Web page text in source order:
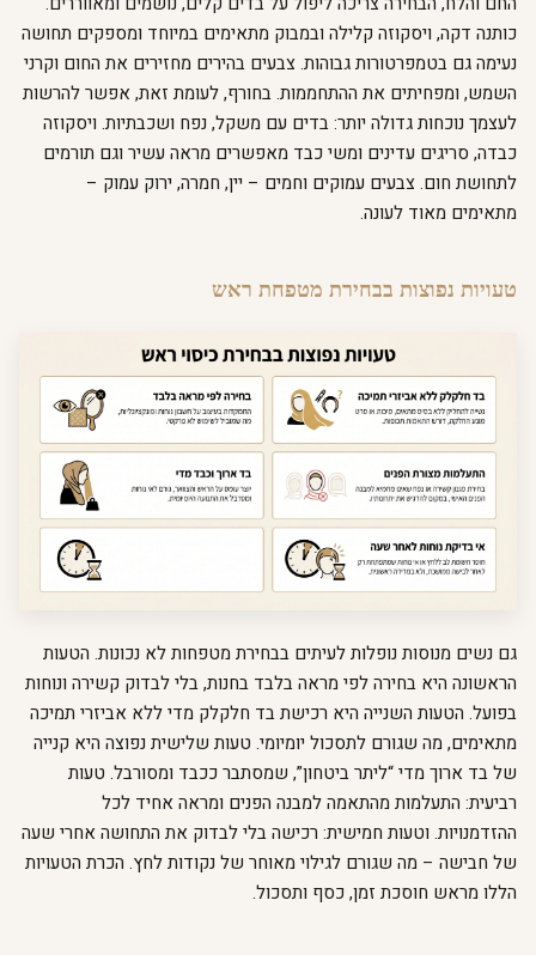
כותנה דקה, ויסקוזה קלילה ובמבוק מתאימים במיוחד ומספקים תחושה
נעימה גם בטמפרטורות גבוהות. צבעים בהירים מחזירים את החום וקרני
השמש, ומפחיתים את ההתחממות. בחורף, לעומת זאת, אפשר להרשות
לעצמך נוכחות גדולה יותר: בדים עם משקל, נפח ושכבתיות. ויסקוזה
כבדה, סריגים עדינים ומשי כבד מאפשרים מראה עשיר וגם תורמים
לתחושת חום. צבעים עמוקים וחמים – יין, חמרה, ירוק עמוק –
מתאימים מאוד לעונה.
טעויות נפוצות בבחירת מטפחת ראש
גם נשים מנוסות נופלות לעיתים בבחירת מטפחות לא נכונות. הטעות
הראשונה היא בחירה לפי מראה בלבד בחנות, בלי לבדוק קשירה ונוחות
בפועל. הטעות השנייה היא רכישת בד חלקלק מדי ללא אביזרי תמיכה
מתאימים, מה שגורם לתסכול יומיומי. טעות שלישית נפוצה היא קנייה
של בד ארוך מדי “ליתר ביטחון”, שמסתבר ככבד ומסורבל. טעות
רביעית: התעלמות מהתאמה למבנה הפנים ומראה אחיד לכל
ההזדמנויות. וטעות חמישית: רכישה בלי לבדוק את התחושה אחרי שעה
של חבישה – מה שגורם לגילוי מאוחר של נקודות לחץ. הכרת הטעויות
הללו מראש חוסכת זמן, כסף ותסכול.